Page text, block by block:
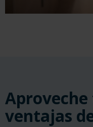
Aproveche
ventajas